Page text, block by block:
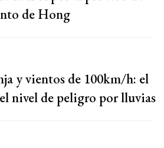
de Hong
y vientos de 100km/h: el
nivel de peligro por lluvias